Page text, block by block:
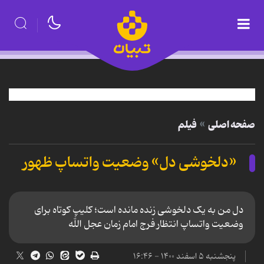
صفحه اصلی فیلم
«دلخوشی دل» وضعیت واتساپ ظهور
دل من به یک دلخوشی زنده مانده است؛ کلیپ کوتاه برای
وضعیت واتساپ انتظار فرج امام زمان عجل الله
پنجشنبه ۵ اسفند ۱۴۰۰ - ۱۶:۴۶